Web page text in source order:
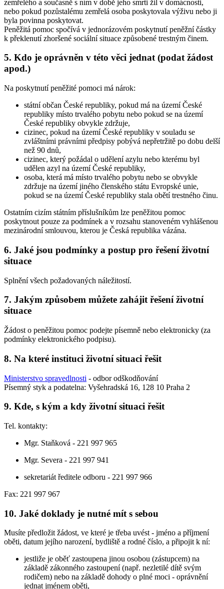
zemřelého a současně s ním v době jeho smrti žil v domácnosti,
nebo pokud pozůstalému zemřelá osoba poskytovala výživu nebo ji
byla povinna poskytovat.
Peněžitá pomoc spočívá v jednorázovém poskytnutí peněžní částky
k překlenutí zhoršené sociální situace způsobené trestným činem.
5. Kdo je oprávněn v této věci jednat (podat žádost
apod.)
Na poskytnutí peněžité pomoci má nárok:
státní občan České republiky, pokud má na území České
republiky místo trvalého pobytu nebo pokud se na území
České republiky obvykle zdržuje,
cizinec, pokud na území České republiky v souladu se
zvláštními právními předpisy pobývá nepřetržitě po dobu delší
než 90 dnů,
cizinec, který požádal o udělení azylu nebo kterému byl
udělen azyl na území České republiky,
osoba, která má místo trvalého pobytu nebo se obvykle
zdržuje na území jiného členského státu Evropské unie,
pokud se na území České republiky stala obětí trestného činu.
Ostatním cizím státním příslušníkům lze peněžitou pomoc
poskytnout pouze za podmínek a v rozsahu stanoveném vyhlášenou
mezinárodní smlouvou, kterou je Česká republika vázána.
6. Jaké jsou podmínky a postup pro řešení životní
situace
Splnění všech požadovaných náležitostí.
7. Jakým způsobem můžete zahájit řešení životní
situace
Žádost o peněžitou pomoc podejte písemně nebo elektronicky (za
podmínky elektronického podpisu).
8. Na které instituci životní situaci řešit
Ministerstvo spravedlnosti - odbor odškodňování
Písemný styk a podatelna: Vyšehradská 16, 128 10 Praha 2
9. Kde, s kým a kdy životní situaci řešit
Tel. kontakty:
Mgr. Staňková - 221 997 965
Mgr. Severa - 221 997 941
sekretariát ředitele odboru - 221 997 966
Fax: 221 997 967
10. Jaké doklady je nutné mít s sebou
Musíte předložit žádost, ve které je třeba uvést - jméno a příjmení
oběti, datum jejího narození, bydliště a rodné číslo, a připojit k ní:
jestliže je oběť zastoupena jinou osobou (zástupcem) na
základě zákonného zastoupení (např. nezletilé dítě svým
rodičem) nebo na základě dohody o plné moci - oprávnění
jednat jménem oběti,